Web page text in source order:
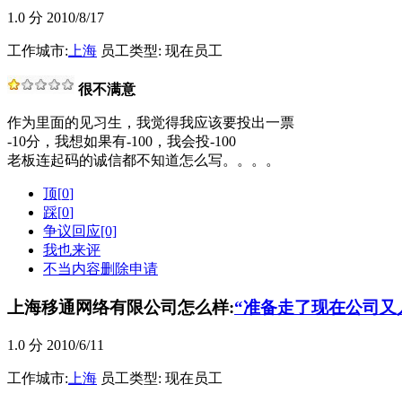
1.0 分 2010/8/17
工作城市: 上海 员工类型: 现在员工
很不满意
作为里面的见习生，我觉得我应该要投出一票
-10分，我想如果有-100，我会投-100
老板连起码的诚信都不知道怎么写。。。。
顶[0]
踩[0]
争议回应[0]
我也来评
不当内容删除申请
上海移通网络有限公司怎么样:“准备走了现在公司又
1.0 分 2010/6/11
工作城市: 上海 员工类型: 现在员工